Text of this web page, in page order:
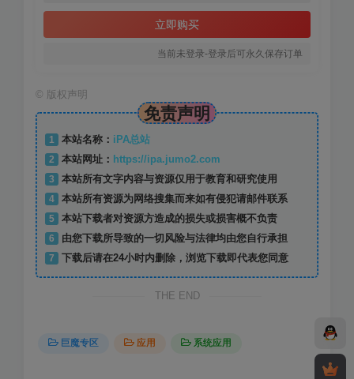
立即购买
当前未登录-登录后可永久保存订单
© 版权声明
免责声明
1 本站名称： iPA总站
2
本站网址： https://ipa.jumo2.com
3
本站所有文字内容与资源仅用于教育和研究使用
4
本站所有资源为网络搜集而来如有侵犯请邮件联系
5
本站下载者对资源方造成的损失或损害概不负责
6
由您下载所导致的一切风险与法律均由您自行承担
7
下载后请在24小时内删除，浏览下载即代表您同意
THE END
巨魔专区 应用 系统应用